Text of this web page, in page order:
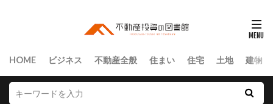
HOME ビジネス 不動産全般 住まい 住宅 土地 建物